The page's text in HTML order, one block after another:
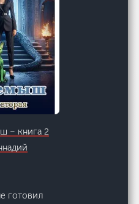
– книга 2
готовил